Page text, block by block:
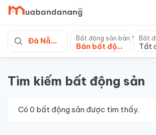
Skip
content
Đà Nẵng Bất động sản bán
Bán bất động sản khác
Bất
Tất
Tìm kiếm bất động sản
Có 0 bất động sản được tìm thấy.